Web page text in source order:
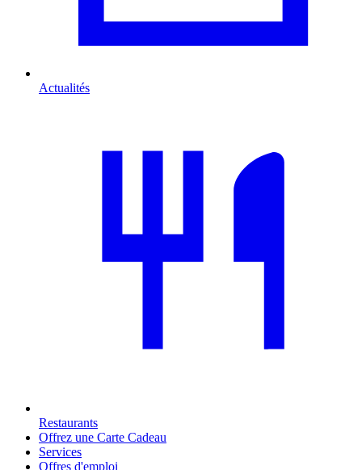
Actualités
Restaurants
Offrez une Carte Cadeau
Services
Offres d'emploi